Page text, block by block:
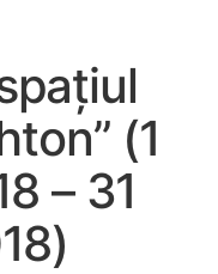
(1
– 31